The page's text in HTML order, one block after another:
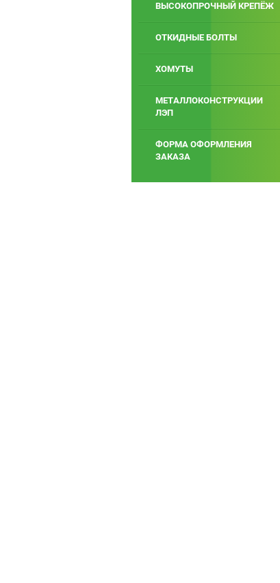
ВЫСОКОПРОЧНЫЙ КРЕПЁЖ
ОТКИДНЫЕ БОЛТЫ
ХОМУТЫ
МЕТАЛЛОКОНСТРУКЦИИ
ЛЭП
ФОРМА ОФОРМЛЕНИЯ
ЗАКАЗА